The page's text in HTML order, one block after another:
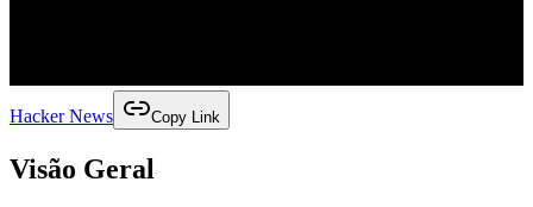
Hacker News Copy Link
Visão Geral